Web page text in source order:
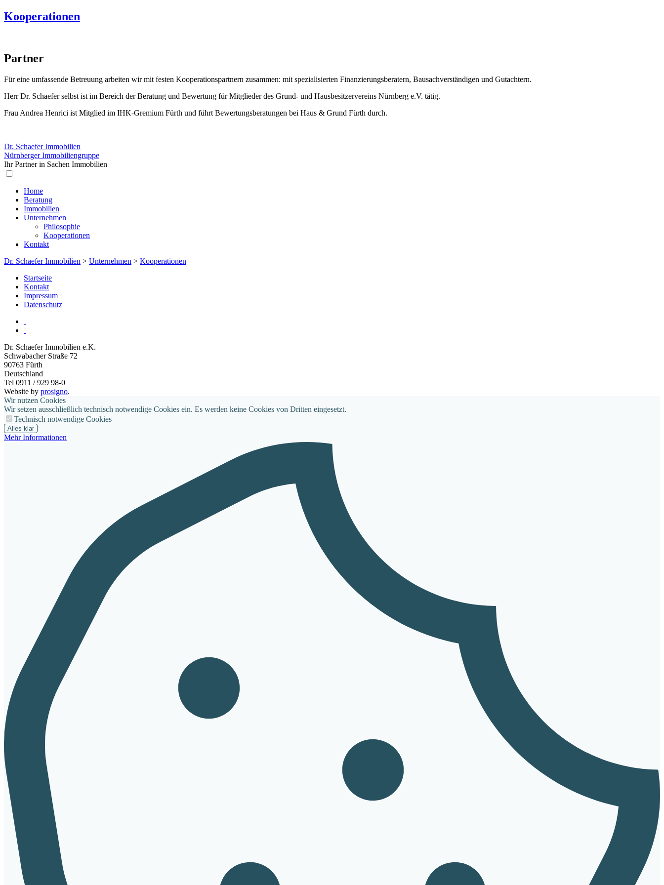
Kooperationen
Partner
Für eine umfassende Betreuung arbeiten wir mit festen Kooperationspartnern zusammen: mit spezialisierten Finanzierungsberatern, Bausachverständigen und Gutachtern.
Herr Dr. Schaefer selbst ist im Bereich der Beratung und Bewertung für Mitglieder des Grund- und Hausbesitzervereins Nürnberg e.V. tätig.
Frau Andrea Henrici ist Mitglied im IHK-Gremium Fürth und führt Bewertungsberatungen bei Haus & Grund Fürth durch.
Dr. Schaefer Immobilien
Nürnberger Immobiliengruppe
Ihr Partner in Sachen Immobilien
Home
Beratung
Immobilien
Unternehmen
Philosophie
Kooperationen
Kontakt
Dr. Schaefer Immobilien > Unternehmen > Kooperationen
Startseite
Kontakt
Impressum
Datenschutz
Dr. Schaefer Immobilien e.K.
Schwabacher Straße 72
90763 Fürth
Deutschland
Tel 0911 / 929 98-0
Website by prosigno.
Wir nutzen Cookies
Wir setzen ausschließlich technisch notwendige Cookies ein. Es werden keine Cookies von Dritten eingesetzt.
Technisch notwendige Cookies
Alles klar
Mehr Informationen